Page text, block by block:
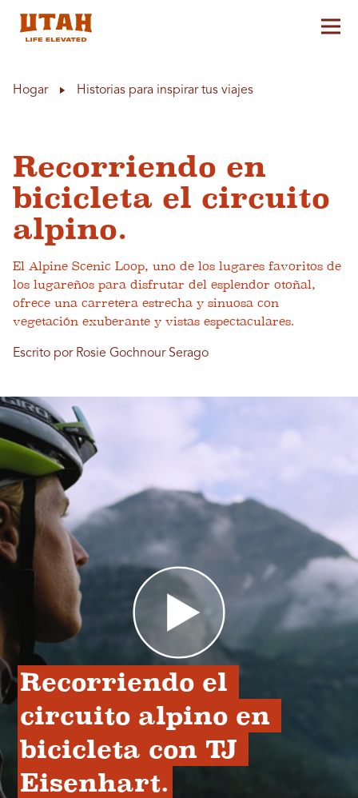
Hogar Historias para inspirar tus viajes
Recorriendo en
bicicleta el circuito
alpino.
El Alpine Scenic Loop, uno de los lugares favoritos de
los lugareños para disfrutar del esplendor otoñal,
ofrece una carretera estrecha y sinuosa con
vegetación exuberante y vistas espectaculares.
Escrito por Rosie Gochnour Serago
Recorriendo el
circuito alpino en
bicicleta con TJ
Eisenhart.